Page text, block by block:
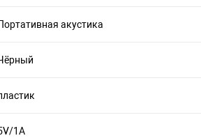
акустика
1A